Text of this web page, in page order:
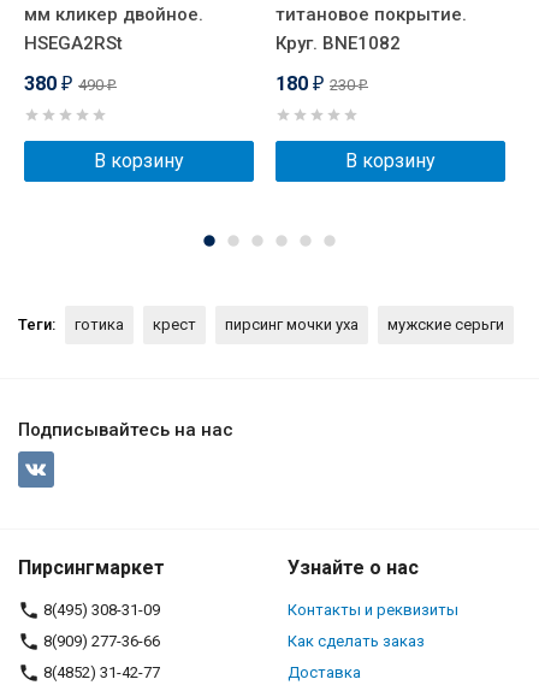
мм кликер двойное.
HSEGA2RSt
380 ₽ 490₽
В корзину
титановое покрытие.
Круг. BNE1082
180 ₽ 230₽
В корзину
Теги: готика крест пирсинг мочки уха мужские серьги
Подписывайтесь на нас
Пирсингмаркет
8(495) 308-31-09
8(909) 277-36-66
8(4852) 31-42-77
Узнайте о нас
Контакты и реквизиты
Как сделать заказ
Доставка